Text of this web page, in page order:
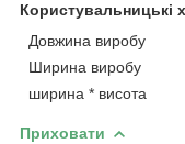
Користувальницькі
Довжина виробу
Ширина виробу
ширина * висота
Приховати